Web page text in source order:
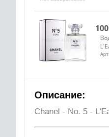
Описание:
Chanel - No. 5 -